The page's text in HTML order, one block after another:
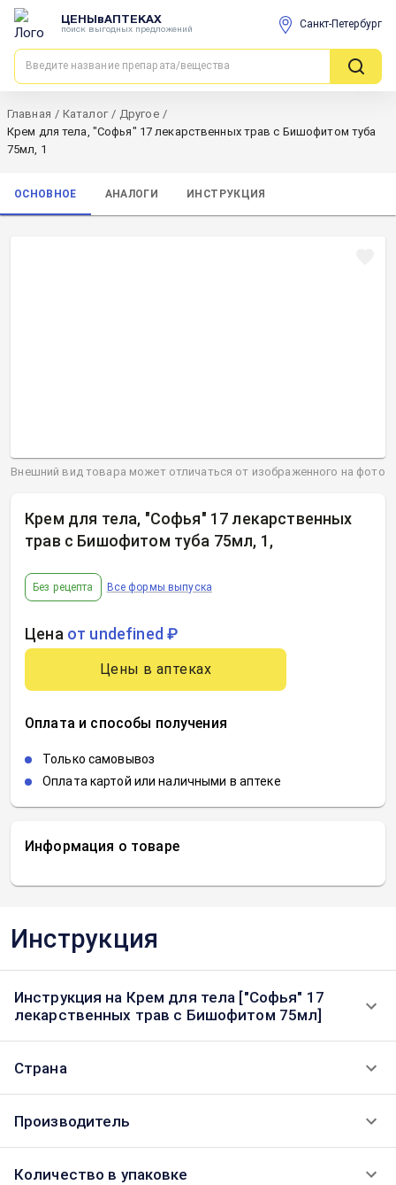
ЦЕНЫвАПТЕКАХ
поиск выгодных предложений Санкт-Петербург
Главная / Каталог / Другое /
Крем для тела, "Софья" 17 лекарственных трав с Бишофитом туба
75мл, 1
ОСНОВНОЕ АНАЛОГИ ИНСТРУКЦИЯ
Информация о товаре
Крем для тела, "Софья" 17 лекарственных
трав с Бишофитом туба 75мл, 1 ,
Без рецепта Все формы выпуска
Цена от undefined ₽
Цены в аптеках
Оплата и способы получения
Только самовывоз
Оплата картой или наличными в аптеке
Внешний вид товара может отличаться от изображенного на фото
Инструкция
Инструкция на Крем для тела ["Софья" 17
лекарственных трав с Бишофитом 75мл]
Страна
Производитель
Количество в упаковке